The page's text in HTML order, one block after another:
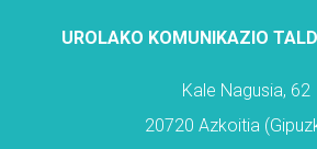
UROLAKO KOMUNIKAZIO
Kale Nagusia, 62
20720 Azkoitia